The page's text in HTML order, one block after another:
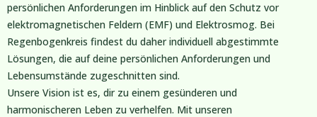
persönlichen Anforderungen im Hinblick auf den Schutz vor
elektromagnetischen Feldern (EMF) und Elektrosmog. Bei
Regenbogenkreis findest du daher individuell abgestimmte
Lösungen, die auf deine persönlichen Anforderungen und
Lebensumstände zugeschnitten sind.
Unsere Vision ist es, dir zu einem gesünderen und
harmonischeren Leben zu verhelfen. Mit unseren